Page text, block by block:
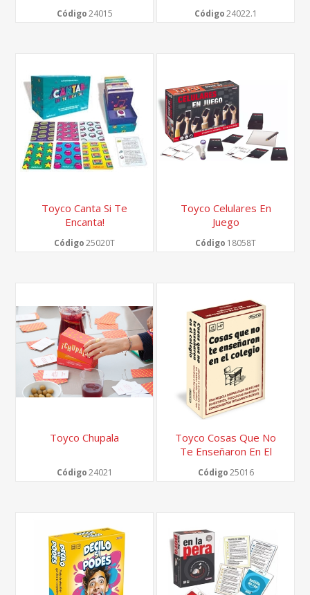
Código24015 Código24022.1
Toyco Canta Si Te
Encanta!
Código25020T
Toyco Celulares En
Juego
Código 18058T
Toyco Chupala
Código24021
Toyco Cosas Que No
Te Enseñaron En El
Colegio
Código25016